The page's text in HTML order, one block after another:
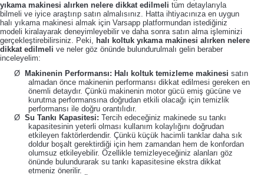
yıkama makinesi alırken nelere dikkat edilmeli tüm detaylarıyla
bilmeli ve iyice araştırıp satın almalısınız. Hatta ihtiyacınıza en uygun
halı yıkama makinesi almak için Varsapp platformundan istediğiniz
modeli kiralayarak deneyimleyebilir ve daha sonra satın alma işleminizi
gerçekleştirebilirsiniz. Peki, halı koltuk yıkama makinesi alırken nelere
dikkat edilmeli ve neler göz önünde bulundurulmalı gelin beraber
inceleyelim:
Ø
Makinenin Performansı: Halı koltuk temizleme makinesi satın
almadan önce makinenin performansı dikkat edilmesi gereken en
önemli detaydır. Çünkü makinenin motor gücü emiş gücüne ve
kurutma performansına doğrudan etkili olacağı için temizlik
performansı ile doğru orantılıdır.
Ø Su Tankı Kapasitesi: Tercih edeceğiniz makinede su tankı
kapasitesinin yeterli olması kullanım kolaylığını doğrudan
etkileyen faktörlerdendir. Çünkü küçük hacimli tanklar daha sık
doldur boşalt gerektirdiği için hem zamandan hem de konfordan
olumsuz etkileyebilir. Özellikle temizleyeceğiniz alanları göz
önünde bulundurarak su tankı kapasitesine ekstra dikkat
etmeniz önerilir.